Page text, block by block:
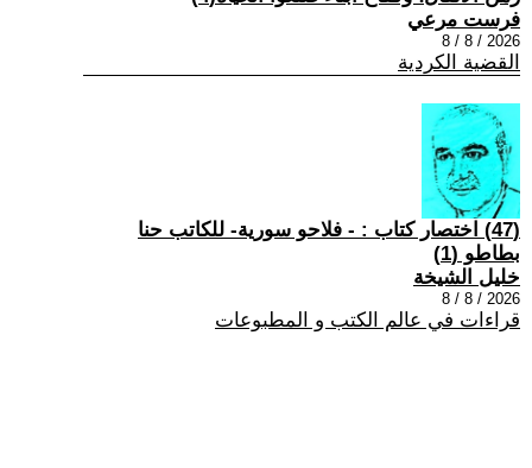
فرست مرعي
2026 / 8 / 8
القضية الكردية
(47) اختصار كتاب : - فلاحو سورية- للكاتب حنا
بطاطو (1)
خليل الشيخة
2026 / 8 / 8
قراءات في عالم الكتب و المطبوعات